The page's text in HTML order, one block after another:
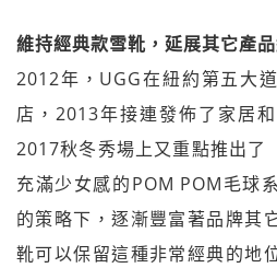
維持經典款雪靴，延展其它產
2012年，UGG在紐約第五大
店，2013年接連發佈了家居
2017秋冬秀場上又重點推出
充滿少女感的POM POM毛球
的策略下，逐漸豐富著品牌其
靴可以保留這種非常經典的地